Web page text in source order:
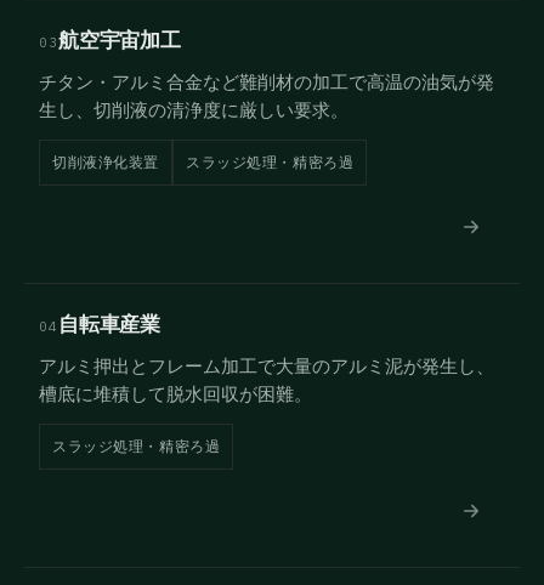
03航空宇宙加工
チタン・アルミ合金など難削材の加工で高温の油気が発
生し、切削液の清浄度に厳しい要求。
切削液浄化装置 スラッジ処理・精密ろ過
04 自転車産業
アルミ押出とフレーム加工で大量のアルミ泥が発生し、
槽底に堆積して脱水回収が困難。
スラッジ処理・精密ろ過